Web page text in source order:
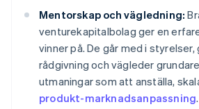
Mentorskap och vägledning:
venturekapitalbolag ger en
vinner på. De går med i
rådgivning och vägleder
utmaningar som att anställa,
produkt-marknadsanpassning.